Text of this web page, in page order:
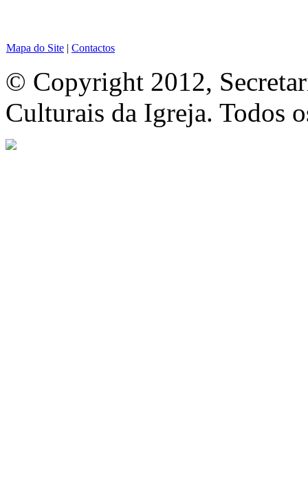
Mapa do Site | Contactos
© Copyright 2012,
Culturais da Igreja. Todos